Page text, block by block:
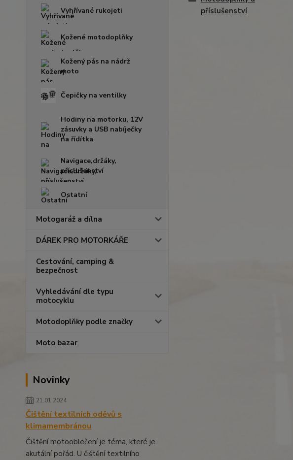
Vyhřívané rukojeti
Kožené motodoplňky
Kožený pás na nádrž
moto
Čepičky na ventilky
Hodiny na motorku, 12V
zásuvky a USB nabíječky
na řídítka
Navigace,držáky,
příslušenství
Ostatní
Motogaráž a dílna
DÁREK PRO MOTORKÁŘE
Cestování, camping &
bezpečnost
Vyhledávání dle typu
motocyklu
Motodoplňky podle značky
Moto bazar
Novinky
21.01.2024
Čištění textilních oděvů s
klimamembránou
Čištění motooblečení je téma, které je
akutální pořád. U čištění textilního
příslušenství